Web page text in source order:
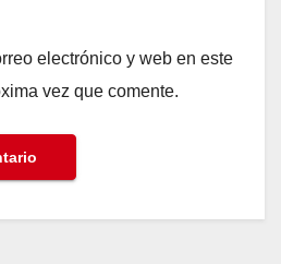
electrónico y web en este
vez que comente.